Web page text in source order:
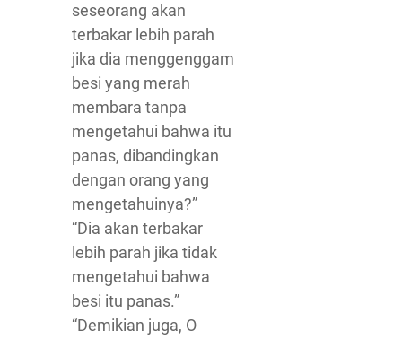
seseorang akan
terbakar lebih parah
jika dia menggenggam
besi yang merah
membara tanpa
mengetahui bahwa itu
panas, dibandingkan
dengan orang yang
mengetahuinya?”
“Dia akan terbakar
lebih parah jika tidak
mengetahui bahwa
besi itu panas.”
“Demikian juga, O